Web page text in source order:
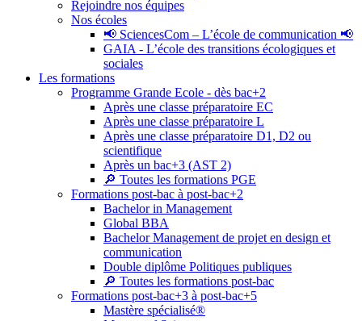
Rejoindre nos équipes
Nos écoles
📢 SciencesCom – L’école de communication 📢
GAIA - L’école des transitions écologiques et
sociales
Les formations
Programme Grande Ecole - dès bac+2
Après une classe préparatoire EC
Après une classe préparatoire L
Après une classe préparatoire D1, D2 ou
scientifique
Après un bac+3 (AST 2)
🔎 Toutes les formations PGE
Formations post-bac à post-bac+2
Bachelor in Management
Global BBA
Bachelor Management de projet en design et
communication
Double diplôme Politiques publiques
🔎 Toutes les formations post-bac
Formations post-bac+3 à post-bac+5
Mastère spécialisé®